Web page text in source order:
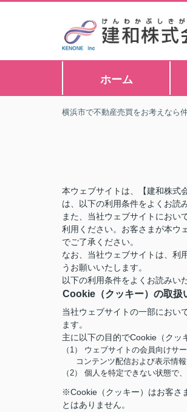
ホーム
横浜市で不動産売買をお考えなら
本ウェブサイトは、【建和株式
は、以下の利用条件をよくお読
また、当社ウェブサイトにおい
利用ください。お客さまが本ウ
でご了承ください。
なお、当社ウェブサイトは、利
うお願いいたします。
以下の利用条件をよくお読みい
Cookie（クッキー）の取扱
当社ウェブサイトの一部におい
ます。
主に以下の目的でCookie（クッ
（1） ウェブサイトの会員向けサ
コンテンツ配信および表示情
（2） 個人を特定できない状態で
※Cookie（クッキー）はお客さ
とはありません。